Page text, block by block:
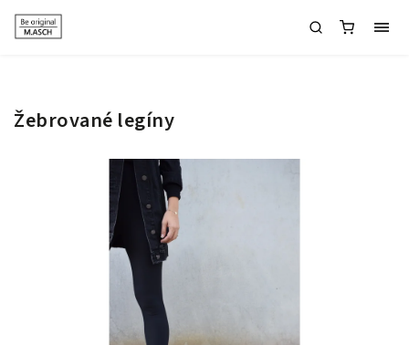
Žebrované legíny